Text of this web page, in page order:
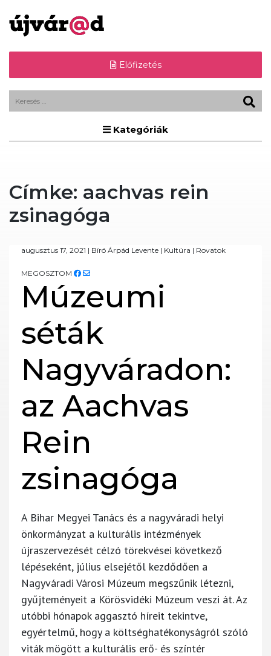
Előfizetés
Kategóriák
Címke: aachvas rein
zsinagóga
augusztus 17, 2021 | Bíró Árpád Levente | Kultúra | Rovatok
MEGOSZTOM
Múzeumi
séták
Nagyváradon:
az Aachvas
Rein
zsinagóga
A Bihar Megyei Tanács és a nagyváradi helyi
önkormányzat a kulturális intézmények
újraszervezését célzó törekvései következő
lépéseként, július elsejétől kezdődően a
Nagyváradi Városi Múzeum megszűnik létezni,
gyűjteményeit a Körösvidéki Múzeum veszi át. Az
utóbbi hónapok aggasztó híreit tekintve,
egyértelmű, hogy a költséghatékonyságról szóló
viták mögött a kulturális erő- és színtér